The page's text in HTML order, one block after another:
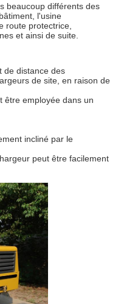
beaucoup différents des
l'usine
route protectrice,
et ainsi de suite.
de distance des
de site, en raison de
être employée dans un
incliné par le
peut être facilement